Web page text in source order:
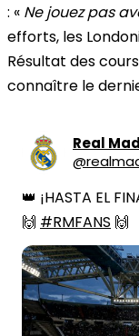
: « Ne jouez pas
efforts, les
Résultat des
connaître le
Real
@
👑 ¡HASTA EL
🙌 #RMFANS 🙌